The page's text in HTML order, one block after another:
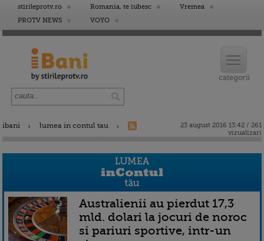
stirileprotv.ro Romania, te iubesc
Vremea
PROTV NEWS
VOYO
ibani lumea in contul tau
23 august 2016 13:42 / 261
vizualizari
Australienii au pierdut 17,3
mld. dolari la jocuri de noroc
si pariuri sportive, intr-un